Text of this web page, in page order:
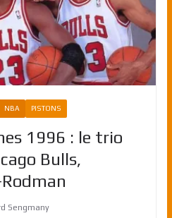
NBA PISTONS
1996 : le trio
Bulls,
Sengmany